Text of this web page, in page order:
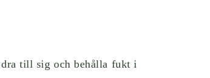
till sig och behålla fukt i